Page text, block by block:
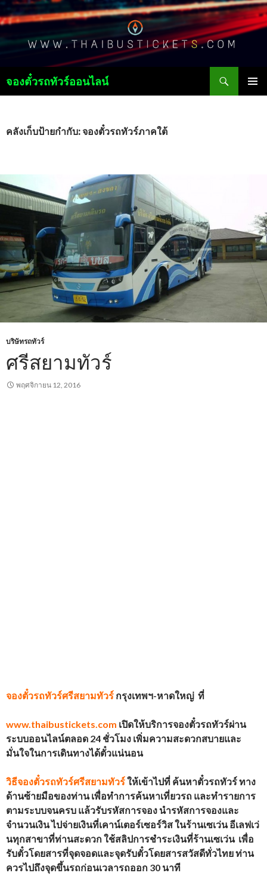
จองตั๋วรถทัวร์ออนไลน์
เนื้อหา
คลังเก็บป้ายกำกับ: จองตั๋วรถทัวร์ภาคใต้
บริษัทรถทัวร์
ศรีสยามทัวร์
พฤศจิกายน 12, 2016
จองตั๋วรถทัวร์ศรีสยามทัวร์ กรุงเทพฯ-หาดใหญ่ ที่
www.thaibustickets.com เปิดให้บริการจองตั๋วรถทัวร์ผ่าน
ระบบออนไลน์ตลอด 24 ชั่วโมง เพิ่มความสะดวกสบายและ
มั่นใจในการเดินทางได้ตั๋วแน่นอน
วิธีจองตั๋วรถทัวร์ศรีสยามทัวร์ให้เข้าไปที่ ค้นหาตั๋วรถทัวร์ ทาง
ด้านซ้ายมือของท่าน เพื่อทำการค้นหาเที่ยวรถ และทำรายการ
ตามระบบจนครบ แล้วรับรหัสการจอง นำรหัสการจองและ
จำนวนเงิน ไปจ่ายเงินที่เคาน์เตอร์เซอร์วิส ในร้านเซเว่น อีเลฟเว่
นทุกสาขาที่ท่านสะดวก ใช้สลิปการชำระเงินที่ร้านเซเว่น เพื่อ
รับตั๋วโดยสารที่จุดจอดและจุดรับตั๋วโดยสารสวัสดีทั่วไทยท่าน
ควรไปถึงจุดขึ้นรถก่อนเวลารถออก 30 นาที